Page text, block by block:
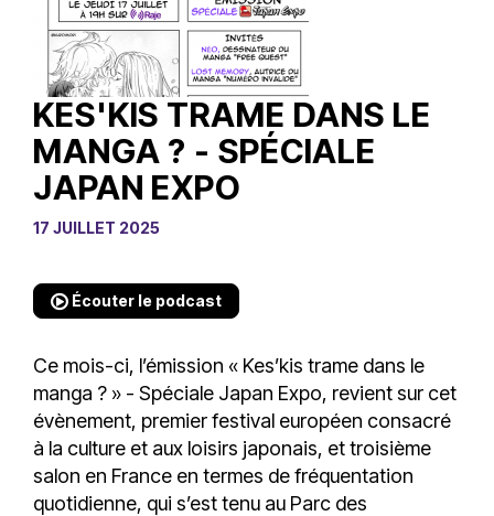
KES'KIS TRAME DANS LE
MANGA ? - SPÉCIALE
JAPAN EXPO
17 JUILLET 2025
Écouter le podcast
Ce mois-ci, l’émission « Kes’kis trame dans le
manga ? » - Spéciale Japan Expo, revient sur cet
évènement, premier festival européen consacré
à la culture et aux loisirs japonais, et troisième
salon en France en termes de fréquentation
quotidienne, qui s’est tenu au Parc des